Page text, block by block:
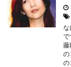
で
藤
の
の